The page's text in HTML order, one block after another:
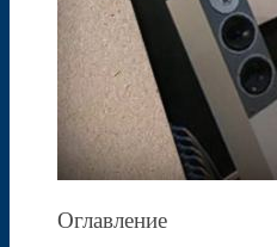
Оглавление